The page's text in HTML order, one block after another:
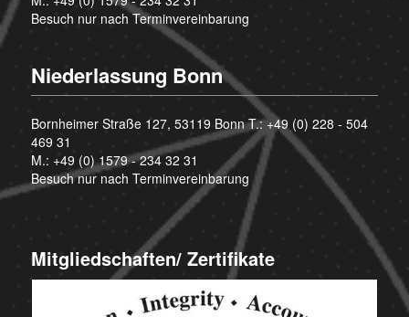
Besuch nur nach Terminvereinbarung
Niederlassung Bonn
Bornheimer Straße 127, 53119 Bonn T.:+49 (0) 228 - 504
469 31
M.: +49 (0) 1579 - 234 32 31
Besuch nur nach Terminvereinbarung
Mitgliedschaften/ Zertifikate